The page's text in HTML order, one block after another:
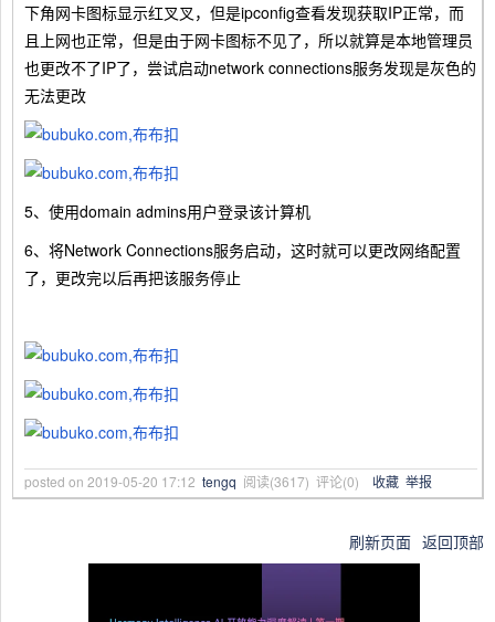
下角网卡图标显示红叉叉，但是ipconfig查看发现获取IP正常，而
且上网也正常，但是由于网卡图标不见了，所以就算是本地管理员
也更改不了IP了，尝试启动network connections服务发现是灰色的
无法更改
5、使用domain admins用户登录该计算机
6、将Network Connections服务启动，这时就可以更改网络配置
了，更改完以后再把该服务停止
posted on 2019-05-20 17:12 tengq 阅读(3617) 评论(0) 收藏 举报
刷新页面 返回顶部